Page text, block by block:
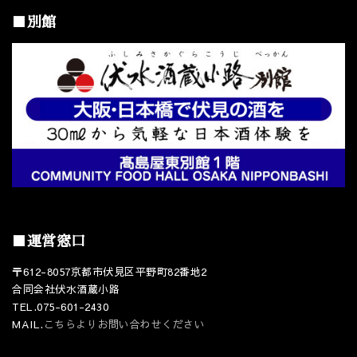
■別館
■運営窓口
〒612-8057京都市伏見区平野町82番地2
合同会社伏水酒蔵小路
TEL.075-601-2430
MAIL. こちらよりお問い合わせください